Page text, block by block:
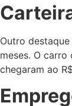
Outro
meses. O
chegaram ao